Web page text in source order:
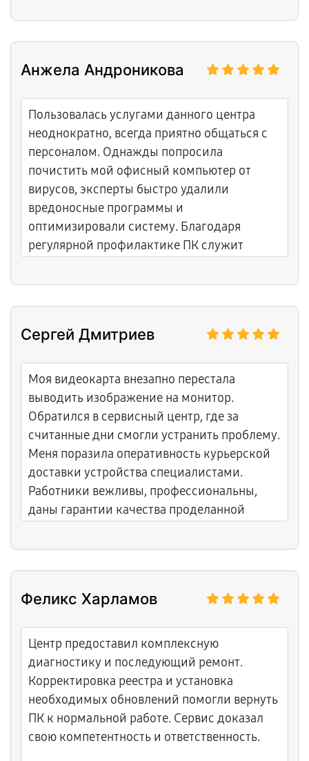
Анжела Андроникова
Пользовалась услугами данного центра
неоднократно, всегда приятно общаться с
персоналом. Однажды попросила
почистить мой офисный компьютер от
вирусов, эксперты быстро удалили
вредоносные программы и
оптимизировали систему. Благодаря
регулярной профилактике ПК служит
Сергей Дмитриев
Моя видеокарта внезапно перестала
выводить изображение на монитор.
Обратился в сервисный центр, где за
считанные дни смогли устранить проблему.
Меня поразила оперативность курьерской
доставки устройства специалистами.
Работники вежливы, профессиональны,
даны гарантии качества проделанной
друзьям и воспользуюсь услугами
Феликс Харламов
Центр предоставил комплексную
диагностику и последующий ремонт.
Корректировка реестра и установка
необходимых обновлений помогли вернуть
ПК к нормальной работе. Сервис доказал
свою компетентность и ответственность.